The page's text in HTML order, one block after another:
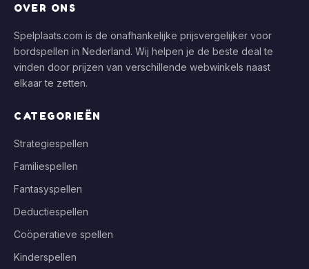
OVER ONS
Spelplaats.com is de onafhankelijke prijsvergelijker voor
bordspellen in Nederland. Wij helpen je de beste deal te
vinden door prijzen van verschillende webwinkels naast
elkaar te zetten.
CATEGORIEËN
Strategiespellen
Familiespellen
Fantasyspellen
Deductiespellen
Coöperatieve spellen
Kinderspellen